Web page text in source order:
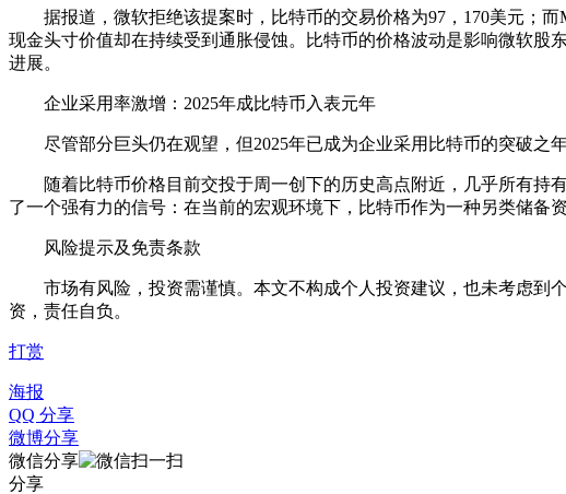
据报道，微软拒绝该提案时，比特币的交易价格为97，170美元；而
现金头寸价值却在持续受到通胀侵蚀。比特币的价格波动是影响微软股
进展。
企业采用率激增：2025年成比特币入表元年
尽管部分巨头仍在观望，但2025年已成为企业采用比特币的突破之年
随着比特币价格目前交投于周一创下的历史高点附近，几乎所有持有
了一个强有力的信号：在当前的宏观环境下，比特币作为一种另类储备
风险提示及免责条款
市场有风险，投资需谨慎。本文不构成个人投资建议，也未考虑到
资，责任自负。
打赏
海报
QQ 分享
微博分享
微信分享
分享